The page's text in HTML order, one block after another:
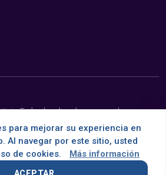
Todos los derechos reservados.
con por OMNES
para mejorar su experiencia en
Al navegar por este sitio, usted
de cookies.
Más información